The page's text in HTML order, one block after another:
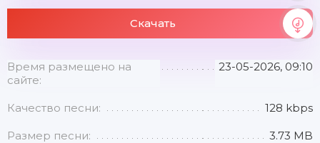
Скачать
Время размещено на
сайте:
23-05-2026, 09:10
Качество песни: 128 kbps
Размер песни: 3.73 MB